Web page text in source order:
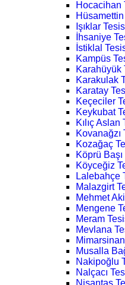
Hocacihan
Işıklar
İhsaniye
İstiklal
Kampüs
Karahüyük
Karakulak
Karatay
Keçeciler
Keykubat
Kılıç Aslan
Kovanağzı
Kozağaç
Köprü
Köyceğiz
Lalebahçe
Malazgirt
Mehmet
Mengene
Meram
Mevlana
Musalla
Nakipoğlu
Nalçacı